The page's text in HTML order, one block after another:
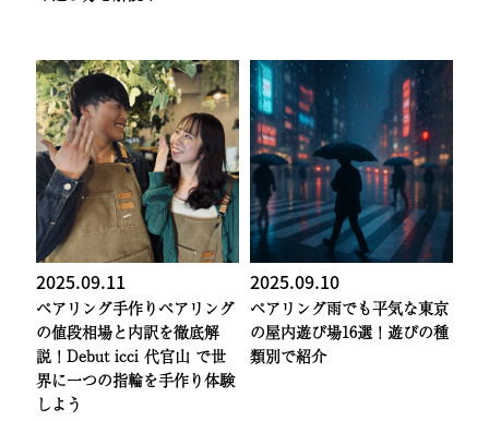
2025.09.11
ペアリング手作りペアリング
の値段相場と内訳を徹底解
説！Debut icci 代官山 で世
界に一つの指輪を手作り体験
しよう
2025.09.10
ペアリング雨でも平気な東京
の屋内遊び場16選！遊びの種
類別で紹介